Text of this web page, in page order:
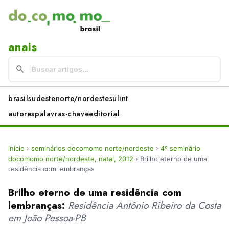
anais
brasilsudestenorte/nordestesulint
autorespalavras-chaveeditorial
início › seminários docomomo norte/nordeste › 4º seminário
docomomo norte/nordeste, natal, 2012 › Brilho eterno de uma
residência com lembranças
Brilho eterno de uma residência com
lembranças: Residência Antônio Ribeiro da Costa
em João Pessoa-PB